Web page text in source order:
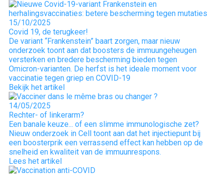
15/10/2025
Covid 19, de terugkeer!
De variant “Frankenstein” baart zorgen, maar nieuw
onderzoek toont aan dat boosters de immuungeheugen
versterken en bredere bescherming bieden tegen
Omicron-varianten. De herfst is het ideale moment voor
vaccinatie tegen griep en COVID-19
Bekijk het artikel
14/05/2025
Rechter- of linkerarm?
Een banale keuze... of een slimme immunologische zet?
Nieuw onderzoek in Cell toont aan dat het injectiepunt bij
een boosterprik een verrassend effect kan hebben op de
snelheid en kwaliteit van de immuunrespons.
Lees het artikel